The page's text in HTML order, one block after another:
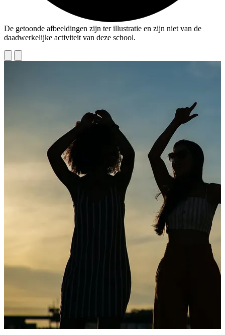
De getoonde afbeeldingen zijn ter illustratie en zijn niet van de
daadwerkelijke activiteit van deze school.